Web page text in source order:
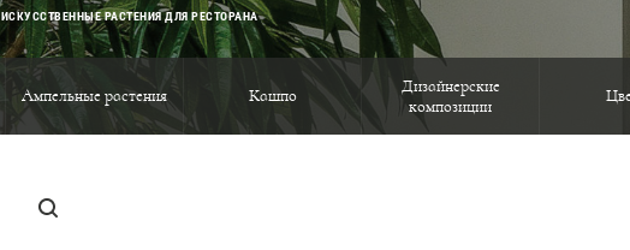
ИСКУССТВЕННЫЕ РАСТЕНИЯ ДЛЯ РЕСТОРАНА
Ампельные растения Кашпо
Дизайнерские
композиции